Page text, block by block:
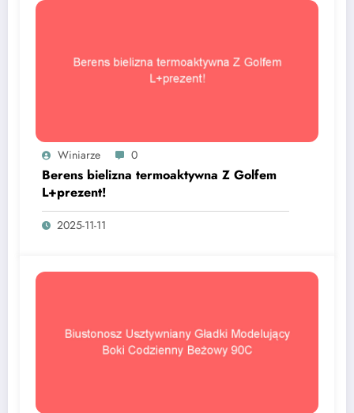
Winiarze 0
Berens bielizna termoaktywna Z Golfem
L+prezent!
2025-11-11